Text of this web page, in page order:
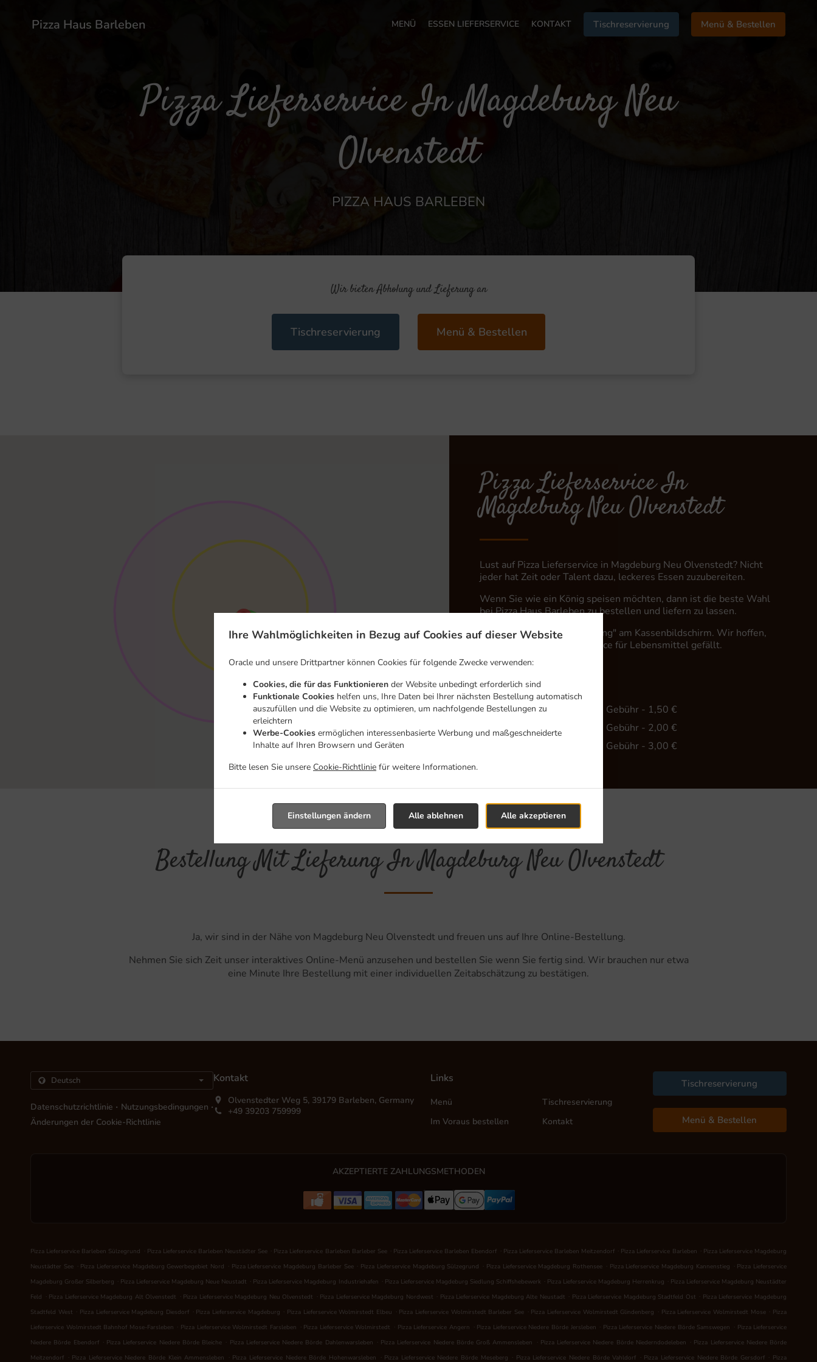
Ihre Wahlmöglichkeiten in Bezug auf Cookies auf dieser Website
Oracle und unsere Drittpartner können Cookies für folgende Zwecke verwenden:
Cookies, die für das Funktionieren der Website unbedingt erforderlich sind
Funktionale Cookies helfen uns, Ihre Daten bei Ihrer nächsten Bestellung automatisch
auszufüllen und die Website zu optimieren, um nachfolgende Bestellungen zu
erleichtern
Werbe-Cookies ermöglichen interessenbasierte Werbung und maßgeschneiderte
Inhalte auf Ihren Browsern und Geräten
Bitte lesen Sie unsere Cookie-Richtlinie für weitere Informationen.
Alle akzeptieren
Alle ablehnen
Einstellungen ändern
Pizza Haus Barleben MENÜ ESSEN LIEFERSERVICE KONTAKT Tischreservierung Menü & Bestellen
Pizza Lieferservice In Magdeburg Neu
Olvenstedt
PIZZA HAUS BARLEBEN
Wir bieten Abholung und Lieferung an
Tischreservierung Menü & Bestellen
Pizza Lieferservice In
Magdeburg Neu Olvenstedt
Lust auf Pizza Lieferservice in Magdeburg Neu Olvenstedt? Nicht
jeder hat Zeit oder Talent dazu, leckeres Essen zuzubereiten.
Wenn Sie wie ein König speisen möchten, dann ist die beste Wahl
bei Pizza Haus Barleben zu bestellen und liefern zu lassen.
Wählen Sie einfach "Lieferung" am Kassenbildschirm. Wir hoffen,
dass Ihnen unser Lieferservice für Lebensmittel gefällt.
Liefergebühr
Zone 1, Mind. - 20,00 €, Gebühr - 1,50 €
Zone 2, Mind. - 35,00 €, Gebühr - 2,00 €
, Mind. - 45,00 €, Gebühr - 3,00 €
Bestellung Mit Lieferung In Magdeburg Neu Olvenstedt
Ja, wir sind in der Nähe von Magdeburg Neu Olvenstedt und freuen uns auf Ihre Online-Bestellung.
Nehmen Sie sich Zeit unser interaktives Online-Menü anzusehen und bestellen Sie wenn Sie fertig sind. Wir brauchen nur etwa
eine Minute Ihre Bestellung mit einer individuellen Zeitabschätzung zu bestätigen.
Datenschutzrichtlinie . Nutzungsbedingungen .
Änderungen der Cookie-Richtlinie
Kontakt
Olvenstedter Weg 5, 39179 Barleben, Germany
+49 39203 759999
Links
Menü
Tischreservierung
Im Voraus bestellen
Kontakt
Tischreservierung
Menü & Bestellen
AKZEPTIERTE ZAHLUNGSMETHODEN
Pizza Lieferservice Barleben Sülzegrund . Pizza Lieferservice Barleben Neustädter See . Pizza Lieferservice Barleben Barleber See . Pizza Lieferservice Barleben Ebendorf . Pizza Lieferservice Barleben Meitzendorf . Pizza Lieferservice Barleben . Pizza Lieferservice Magdeburg
Neustädter See . Pizza Lieferservice Magdeburg Gewerbegebiet Nord . Pizza Lieferservice Magdeburg Barleber See . Pizza Lieferservice Magdeburg Sülzegrund . Pizza Lieferservice Magdeburg Rothensee . Pizza Lieferservice Magdeburg Kannenstieg . Pizza Lieferservice
Magdeburg Großer Silberberg . Pizza Lieferservice Magdeburg Neue Neustadt . Pizza Lieferservice Magdeburg Industriehafen . Pizza Lieferservice Magdeburg Siedlung Schiffshebewerk . Pizza Lieferservice Magdeburg Herrenkrug . Pizza Lieferservice Magdeburg Neustädter
Feld . Pizza Lieferservice Magdeburg Alt Olvenstedt . Pizza Lieferservice Magdeburg Neu Olvenstedt . Pizza Lieferservice Magdeburg Nordwest . Pizza Lieferservice Magdeburg Alte Neustadt . Pizza Lieferservice Magdeburg Stadtfeld Ost . Pizza Lieferservice Magdeburg
Stadtfeld West . Pizza Lieferservice Magdeburg Diesdorf . Pizza Lieferservice Magdeburg . Pizza Lieferservice Wolmirstedt Elbeu . Pizza Lieferservice Wolmirstedt Barleber See . Pizza Lieferservice Wolmirstedt Glindenberg . Pizza Lieferservice Wolmirstedt Mose . Pizza
Lieferservice Wolmirstedt Bahnhof Mose-Farsleben . Pizza Lieferservice Wolmirstedt Farsleben . Pizza Lieferservice Wolmirstedt . Pizza Lieferservice Angern . Pizza Lieferservice Niedere Börde Jersleben . Pizza Lieferservice Niedere Börde Samswegen . Pizza Lieferservice
Niedere Börde Ebendorf . Pizza Lieferservice Niedere Börde Bleiche . Pizza Lieferservice Niedere Börde Dahlenwarsleben . Pizza Lieferservice Niedere Börde Groß Ammensleben . Pizza Lieferservice Niedere Börde Niederndodeleben . Pizza Lieferservice Niedere Börde
Meitzendorf . Pizza Lieferservice Niedere Börde Klein Ammensleben . Pizza Lieferservice Niedere Börde Hohenwarsleben . Pizza Lieferservice Niedere Börde Meseberg . Pizza Lieferservice Niedere Börde Vahldorf . Pizza Lieferservice Niedere Börde Gersdorf . Pizza